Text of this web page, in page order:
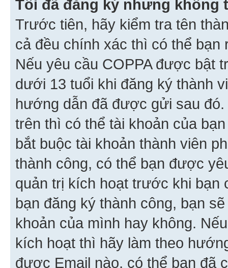
Tôi đã đăng ký nhưng không
Trước tiên, hãy kiểm tra tên
cả đều chính xác thì có thể
Nếu yêu cầu COPPA được bật
dưới 13 tuổi khi đăng ký thành
hướng dẫn đã được gửi sau
trên thì có thể tài khoản của
bắt buộc tài khoản thành viên
thành công, có thể bạn được
quản trị kích hoạt trước khi bạn
bạn đăng ký thành công, bạn
khoản của mình hay không.
kích hoạt thì hãy làm theo
được Email nào, có thể bạn đã